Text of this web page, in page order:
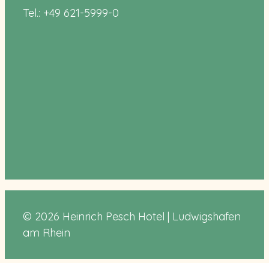
Tel.: +49 621-5999-0
© 2026 Heinrich Pesch Hotel | Ludwigshafen
am Rhein